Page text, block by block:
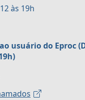
às 19h
usuário do Eproc